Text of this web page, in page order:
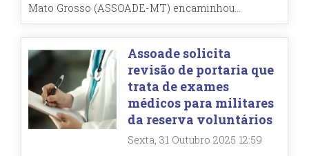
Mato Grosso (ASSOADE-MT) encaminhou...
Assoade solicita
revisão de portaria que
trata de exames
médicos para militares
da reserva voluntários
Sexta, 31 Outubro 2025 12:59